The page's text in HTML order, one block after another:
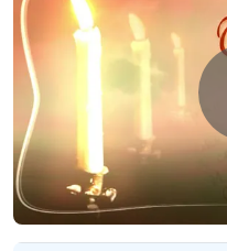
Ангел (Иван Бунин)
Вечер (Иван Бунин)
Люби (Константин
Бальмонт)
Лунный свет
(Константин Бальмонт)